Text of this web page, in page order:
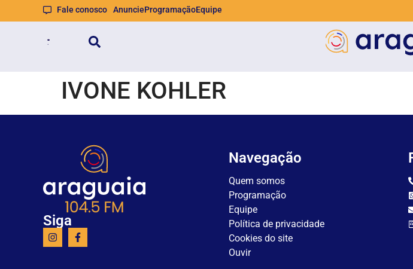
Fale conosco AnuncieProgramaçãoEquipe
IVONE KOHLER
Siga
Navegação
Quem somos
Programação
Equipe
Política de privacidade
Cookies do site
Ouvir